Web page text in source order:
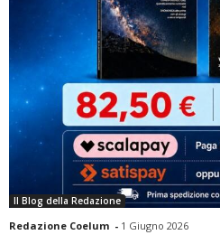
Il Blog della Redazione
Redazione Coelum - 1 Giugno 2026